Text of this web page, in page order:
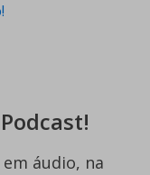
áudio, na